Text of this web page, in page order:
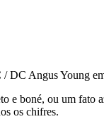
DC Angus Young
e boné, ou um
os chifres.